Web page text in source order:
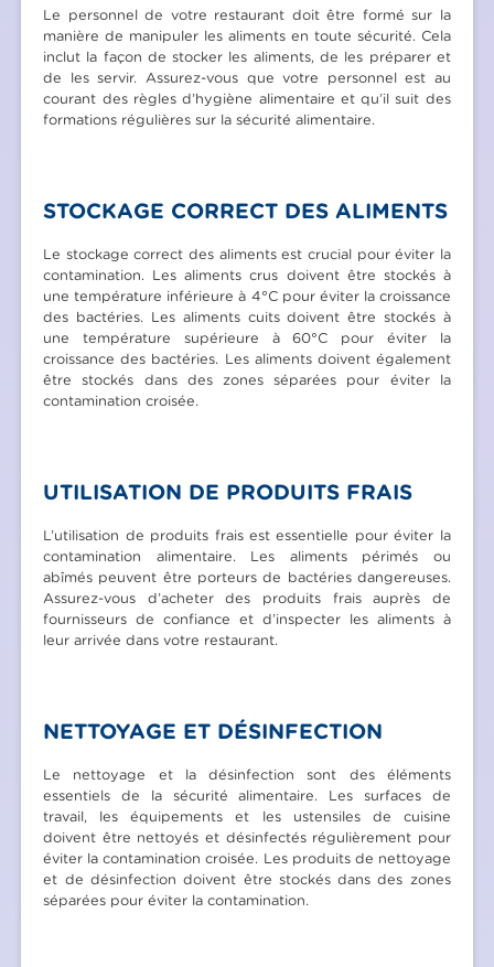
Le personnel de votre restaurant doit être formé sur la
manière de manipuler les aliments en toute sécurité. Cela
inclut la façon de stocker les aliments, de les préparer et
de les servir. Assurez-vous que votre personnel est au
courant des règles d’hygiène alimentaire et qu’il suit des
formations régulières sur la sécurité alimentaire.
STOCKAGE CORRECT DES ALIMENTS
Le stockage correct des aliments est crucial pour éviter la
contamination. Les aliments crus doivent être stockés à
une température inférieure à 4°C pour éviter la croissance
des bactéries. Les aliments cuits doivent être stockés à
une température supérieure à 60°C pour éviter la
croissance des bactéries. Les aliments doivent également
être stockés dans des zones séparées pour éviter la
contamination croisée.
UTILISATION DE PRODUITS FRAIS
L’utilisation de produits frais est essentielle pour éviter la
contamination alimentaire. Les aliments périmés ou
abîmés peuvent être porteurs de bactéries dangereuses.
Assurez-vous d’acheter des produits frais auprès de
fournisseurs de confiance et d’inspecter les aliments à
leur arrivée dans votre restaurant.
NETTOYAGE ET DÉSINFECTION
Le nettoyage et la désinfection sont des éléments
essentiels de la sécurité alimentaire. Les surfaces de
travail, les équipements et les ustensiles de cuisine
doivent être nettoyés et désinfectés régulièrement pour
éviter la contamination croisée. Les produits de nettoyage
et de désinfection doivent être stockés dans des zones
séparées pour éviter la contamination.